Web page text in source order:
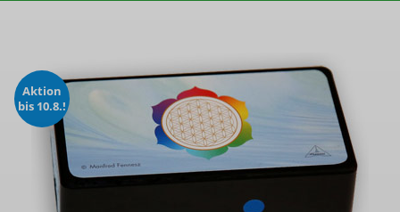
Aktion
bis 10.8.!